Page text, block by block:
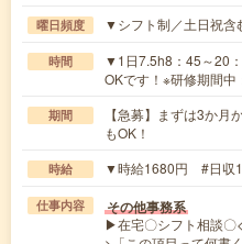
曜日頻度 ▼シフト制／土日祝含
時間
▼1日7.5h8：45～20
OKです！※研修期間
期間
【急募】まずは3か
もOK！
時給 ▼時給1680円 #日収
仕事内容 その他事務系
▶在宅〇シフト相談〇